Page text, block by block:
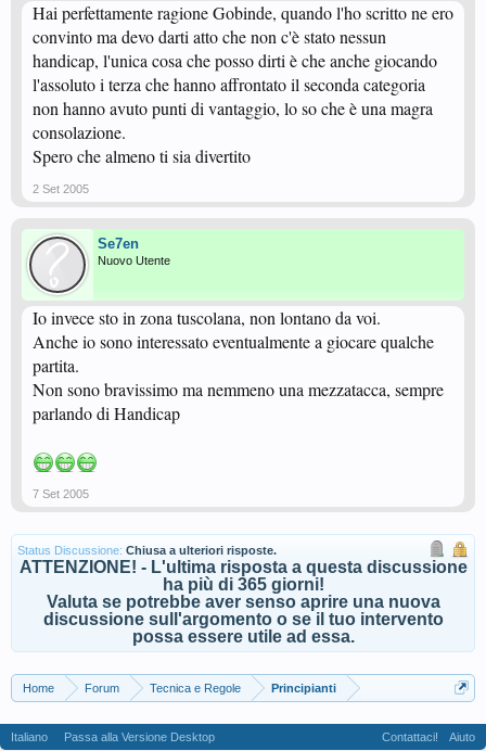
Hai perfettamente ragione Gobinde, quando l'ho scritto ne ero
convinto ma devo darti atto che non c'è stato nessun
handicap, l'unica cosa che posso dirti è che anche giocando
l'assoluto i terza che hanno affrontato il seconda categoria
non hanno avuto punti di vantaggio, lo so che è una magra
consolazione.
Spero che almeno ti sia divertito
2 Set 2005
Se7en
Nuovo Utente
Io invece sto in zona tuscolana, non lontano da voi.
Anche io sono interessato eventualmente a giocare qualche
partita.
Non sono bravissimo ma nemmeno una mezzatacca, sempre
parlando di Handicap
7 Set 2005
Status Discussione: Chiusa a ulteriori risposte.
ATTENZIONE! - L'ultima risposta a questa discussione
ha più di 365 giorni!
Valuta se potrebbe aver senso aprire una nuova
discussione sull'argomento o se il tuo intervento
possa essere utile ad essa.
Home Forum Tecnica e Regole Principianti
Italiano Passa alla Versione Desktop Contattaci! Aiuto